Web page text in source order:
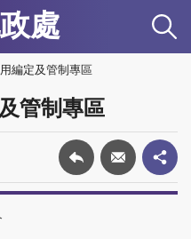
處
編定及管制專區
管制專區